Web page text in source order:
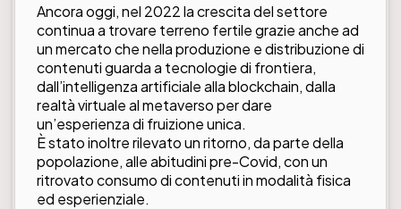
Ancora oggi, nel 2022 la crescita del settore
continua a trovare terreno fertile grazie anche ad
un mercato che nella produzione e distribuzione di
contenuti guarda a tecnologie di frontiera,
dall’intelligenza artificiale alla blockchain, dalla
realtà virtuale al metaverso per dare
un’esperienza di fruizione unica.
È stato inoltre rilevato un ritorno, da parte della
popolazione, alle abitudini pre-Covid, con un
ritrovato consumo di contenuti in modalità fisica
ed esperienziale.